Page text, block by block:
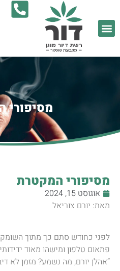
מסיפורי
מסיפורי המקטרת
אוגוסט 15, 2024
מאת: יורם צוריאל
לפני כחודש סתם כך מתוך
פתאום טלפון ומישהו מאוד
“אהלן יורם, מה נשמע? מזמן לא